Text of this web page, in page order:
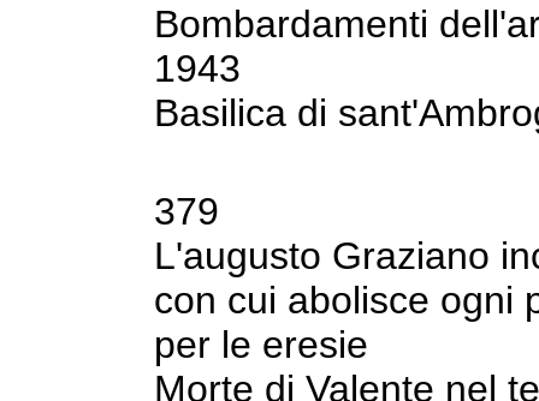
Bombardamenti
1943
Basilica di
379
L'augusto Graziano
con cui abolisce ogni
per le eresie
Morte di Valente nel